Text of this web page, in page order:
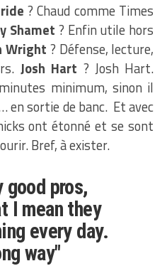
? Chaud comme Times
Shamet ? Enfin utile hors
Wright ? Défense, lecture,
Josh Hart ? Josh Hart.
minimum, sinon il
en sortie de banc. Et avec
ont étonné et se sont
Bref, à exister.
good pros,
I mean they
every day.
way"